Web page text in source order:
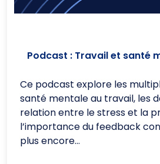
Podcast : Travail et santé
Ce podcast explore les
santé mentale au travail, les
relation entre le stress et la
l’importance du feedback
plus encore…